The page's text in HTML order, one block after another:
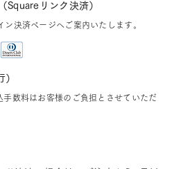
Squareリンク決済）
決済ページへご案内いたします。
数料はお客様のご負担とさせていただ